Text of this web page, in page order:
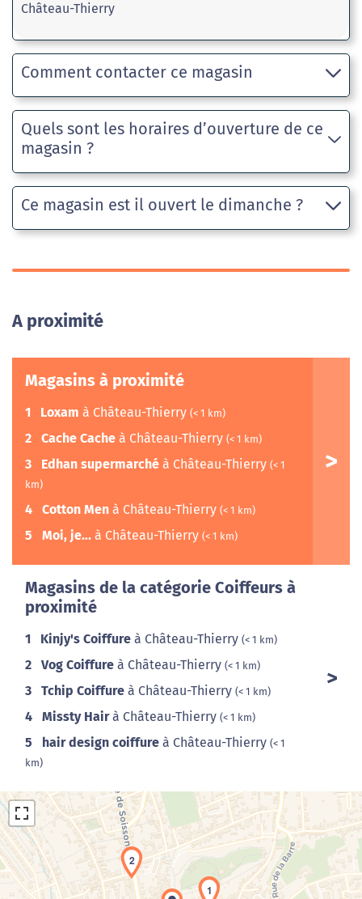
Château-Thierry
Comment contacter ce magasin
Quels sont les horaires d’ouverture de ce
magasin ?
Ce magasin est il ouvert le dimanche ?
A proximité
Magasins à proximité
1 Loxam à Château-Thierry (< 1 km)
2 Cache Cache à Château-Thierry (< 1 km)
3 Edhan supermarché à Château-Thierry (< 1
km)
4 Cotton Men à Château-Thierry (< 1 km)
5 Moi, je... à Château-Thierry (< 1 km)
Magasins de la catégorie Coiffeurs à
proximité
1 Kinjy's Coiffure à Château-Thierry (< 1 km)
2 Vog Coiffure à Château-Thierry (< 1 km)
3 Tchip Coiffure à Château-Thierry (< 1 km)
4 Missty Hairà Château-Thierry (< 1 km)
5 hair design coiffure à Château-Thierry (< 1
km)
1
2